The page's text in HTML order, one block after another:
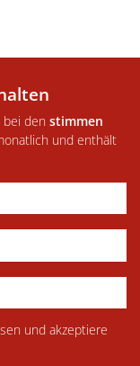
den stimmen
und enthält
und akzeptiere